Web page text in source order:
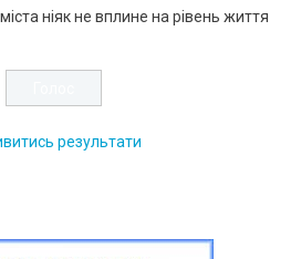
ніяк не вплине на рівень життя
результати